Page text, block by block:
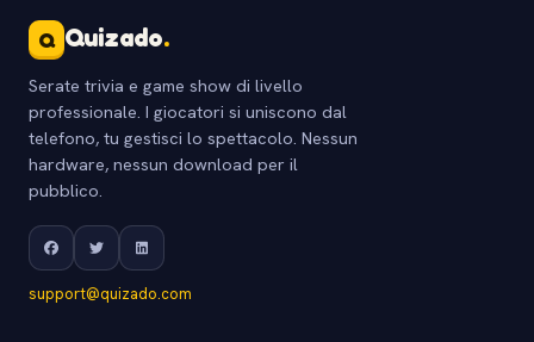
Q Quizado.
Serate trivia e game show di livello
professionale. I giocatori si uniscono dal
telefono, tu gestisci lo spettacolo. Nessun
hardware, nessun download per il
pubblico.
support@quizado.com